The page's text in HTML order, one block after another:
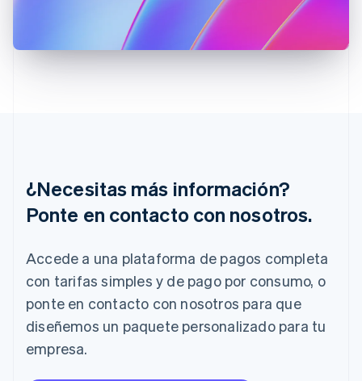
¿Necesitas más información?
Ponte en contacto con nosotros.
Accede a una plataforma de pagos completa
con tarifas simples y de pago por consumo, o
ponte en contacto con nosotros para que
diseñemos un paquete personalizado para tu
empresa.
Italiano English
Japón
日本語 English
Liechtenstein
DeutschEnglish
English
Luxemburgo
Malasia